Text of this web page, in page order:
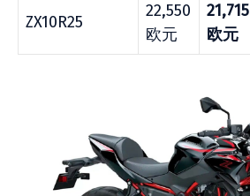
ZX10R25
22,550
欧元
21,715
欧元